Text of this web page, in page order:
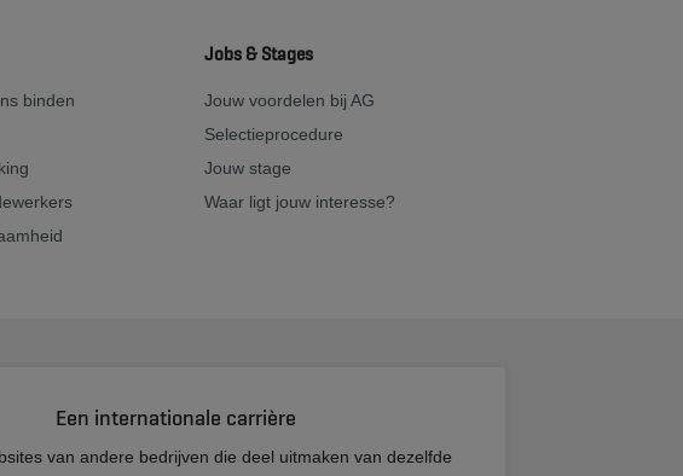
binden
Jobs & Stages
Jouw voordelen bij AG
Selectieprocedure
Jouw stage
Waar ligt jouw interesse?
Een internationale carrière
van andere bedrijven die deel uitmaken van dezelfde